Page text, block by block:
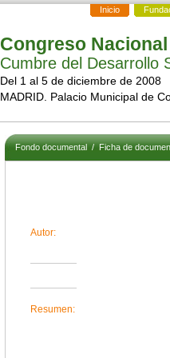
Inicio
Congreso
Cumbre del Desarrollo
Del 1 al 5 de diciembre de 2008
MADRID. Palacio Municipal de
Fondo documental/Ficha de
Autor:
Resumen: